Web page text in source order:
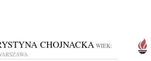
CHOJNACKAWIEK: